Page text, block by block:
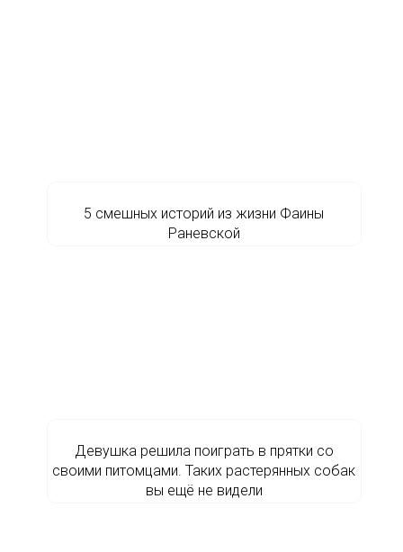
5 смешных историй из жизни Фаины
Раневской
Девушка решила поиграть в прятки со
своими питомцами. Таких растерянных собак
вы ещё не видели